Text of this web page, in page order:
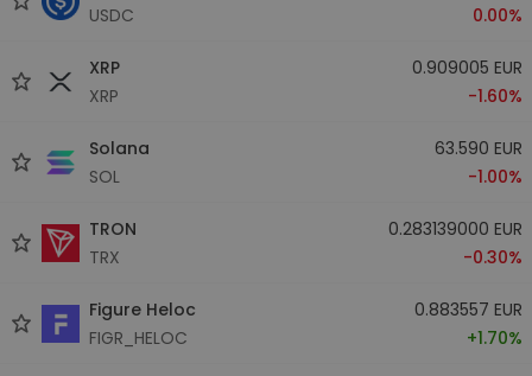
USDC
0.00%
XRP
XRP
0.909005 EUR
-1.60%
Solana
SOL
63.590 EUR
-1.00%
TRON
TRX
0.283139000 EUR
-0.30%
Figure Heloc
FIGR_HELOC
0.883557 EUR
+1.70%